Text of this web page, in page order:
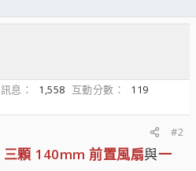
訊息 1,558 互動分數
119
#2
三顆 140mm 前置風扇與一